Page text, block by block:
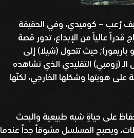
رُعب – كوميدي، وفي الحقيقة
قدراً عالياً من الإبداع، تدور قصة
حيث تتحول (شيلا) إلى
(زومبي) التقليدي الذي نشاهده
هويتها وشكلها الخارجي، لكنّها
على حياةٍ شبه طبيعية والبحث
ويصبح المسلسل مشوقاً جداً عندما